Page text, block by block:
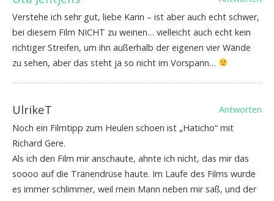
Verstehe ich sehr gut, liebe Karin – ist aber auch echt schwer,
bei diesem Film NICHT zu weinen… vielleicht auch echt kein
richtiger Streifen, um ihn außerhalb der eigenen vier Wände
zu sehen, aber das steht ja so nicht im Vorspann…
UlrikeT
Antworten
Noch ein Filmtipp zum Heulen schoen ist „Haticho“ mit
Richard Gere.
Als ich den Film mir anschaute, ahnte ich nicht, das mir das
soooo auf die Tränendrüse haute. Im Laufe des Films wurde
es immer schlimmer, weil mein Mann neben mir saß, und der